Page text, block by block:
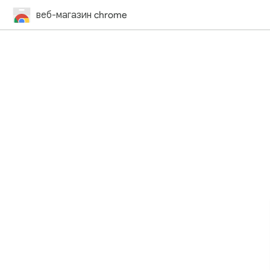
веб-магазин chrome